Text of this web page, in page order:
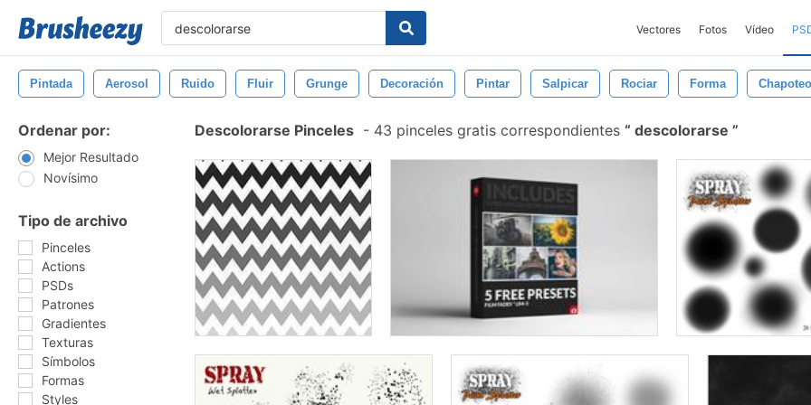
Vectores Fotos Vídeo
Pintada Aerosol Ruido Fluir Grunge Decoración Pintar Salpicar Rociar Forma Chapoteo
Ordenar por:
Mejor Resultado
Novísimo
Tipo de archivo
Pinceles
Actions
PSDs
Patrones
Gradientes
Texturas
Símbolos
Formas
Styles
Descolorarse Pinceles - 43 pinceles gratis correspondientes descolorarse